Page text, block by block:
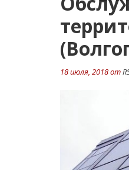
18 июля, 2018 от